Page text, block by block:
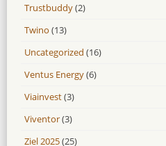
Trustbuddy(2)
Twino (13)
Uncategorized (16)
Ventus Energy(6)
Viainvest(3)
Viventor(3)
Ziel 2025(25)